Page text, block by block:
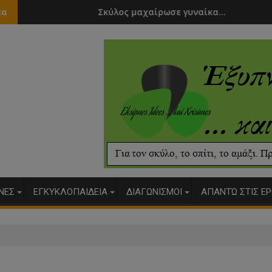
Σκύλος μαχαίρωσε γυναίκα....
ΕΓΚΥΚΛΟΠΑΙΔΕΙΑ ΔΙΑΓΩΝΙΣΜΟΙ ΑΠΑΝΤΏ ΣΤΙΣ